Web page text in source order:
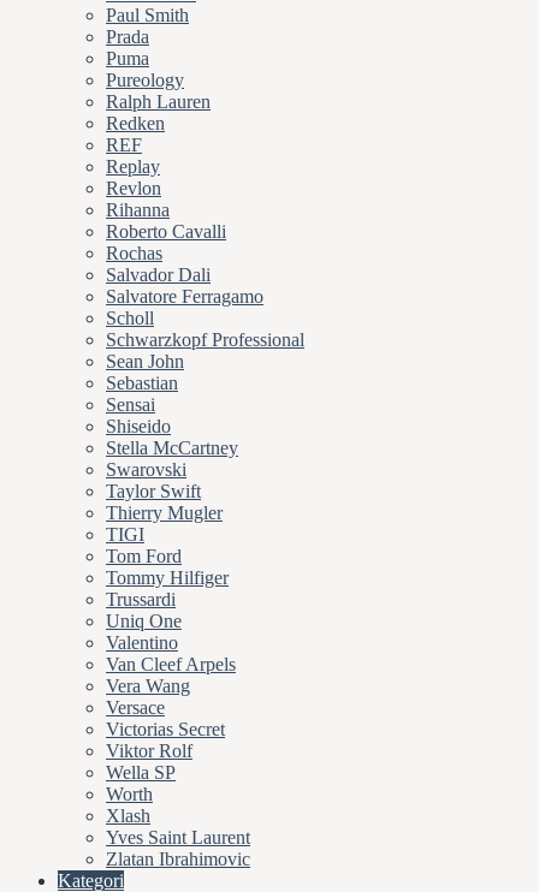
Paul Smith
Prada
Puma
Pureology
Ralph Lauren
Redken
REF
Replay
Revlon
Rihanna
Roberto Cavalli
Rochas
Salvador Dali
Salvatore Ferragamo
Scholl
Schwarzkopf Professional
Sean John
Sebastian
Sensai
Shiseido
Stella McCartney
Swarovski
Taylor Swift
Thierry Mugler
TIGI
Tom Ford
Tommy Hilfiger
Trussardi
Uniq One
Valentino
Van Cleef Arpels
Vera Wang
Versace
Victorias Secret
Viktor Rolf
Wella SP
Worth
Xlash
Yves Saint Laurent
Zlatan Ibrahimovic
Kategori